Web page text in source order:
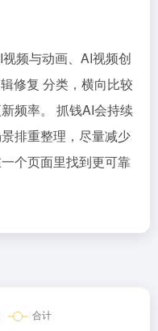
频与动画、AI视频创
修复 分类，横向比较
频率。 抓钱AI会持续
排重整理，尽量减少
个页面里找到更可靠